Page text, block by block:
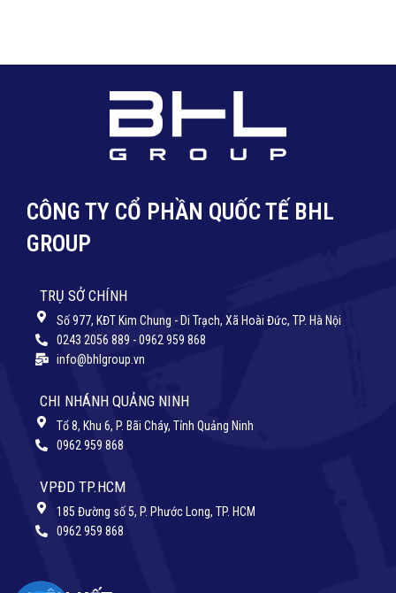
CÔNG TY CỔ PHẦN QUỐC TẾ BHL
GROUP
TRỤ SỞ CHÍNH
Số 977, KĐT Kim Chung - Di Trạch, Xã Hoài Đức, TP. Hà Nội
0243 2056 889 - 0962 959 868
info@bhlgroup.vn
CHI NHÁNH QUẢNG NINH
Tổ 8, Khu 6, P. Bãi Cháy, Tỉnh Quảng Ninh
0962 959 868
VPĐD TP.HCM
185 Đường số 5, P. Phước Long, TP. HCM
0962 959 868